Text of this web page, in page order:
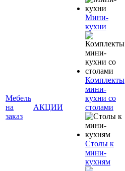
Мебель
на
заказ
АКЦИИ
Мини-
кухни
Комплекты
мини-
кухни со
столами
Столы к
мини-
кухням